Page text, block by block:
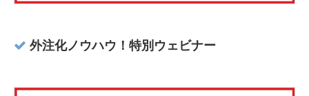
外注化ノウハウ！特別ウェビナー